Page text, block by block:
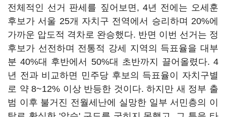
전체적인 선거 판세를 짚어보면, 4년 전에는 오세훈
후보가 서울 25개 자치구 전역에서 승리하며 20%에
가까운 압도적 격차로 완승했다. 반면 이번 선거는 정
후보가 선전하며 전통적 강세 지역의 득표율을 대부
분 40%대 후반에서 50%대 초반까지 끌어올렸다. 4
년 전과 비교하면 민주당 후보의 득표율이 자치구별
로 약 8~12% 이상 반등한 것이다. 하지만 새 정부 출
범 이후 불거진 전월세난에 실망한 일부 서민층의 이